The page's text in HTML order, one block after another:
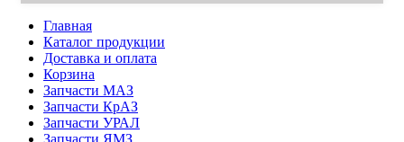
Главная
Каталог продукции
Доставка и оплата
Корзина
Запчасти МАЗ
Запчасти КрАЗ
Запчасти УРАЛ
Запчасти ЯМЗ